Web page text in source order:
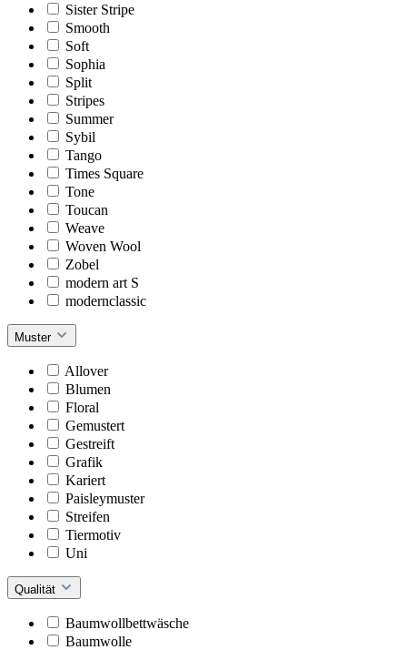
Sister Stripe
Smooth
Soft
Sophia
Split
Stripes
Summer
Sybil
Tango
Times Square
Tone
Toucan
Weave
Woven Wool
Zobel
modern art S
modernclassic
Muster
Allover
Blumen
Floral
Gemustert
Gestreift
Grafik
Kariert
Paisleymuster
Streifen
Tiermotiv
Uni
Qualität
Baumwollbettwäsche
Baumwolle